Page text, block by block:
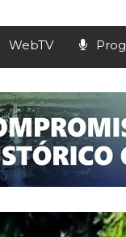
WebTV